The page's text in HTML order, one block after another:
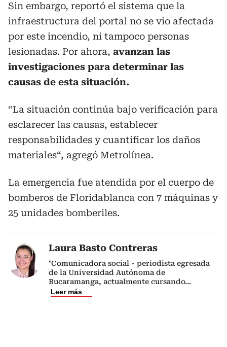
Sin embargo, reportó el sistema que la
infraestructura del portal no se vio afectada
por este incendio, ni tampoco personas
lesionadas. Por ahora, avanzan las
investigaciones para determinar las
causas de esta situación.
“La situación continúa bajo verificación para
esclarecer las causas, establecer
responsabilidades y cuantificar los daños
materiales“, agregó Metrolínea.
La emergencia fue atendida por el cuerpo de
bomberos de Floridablanca con 7 máquinas y
25 unidades bomberiles.
Laura Basto Contreras
"Comunicadora social - periodista egresada
de la Universidad Autónoma de
Bucaramanga, actualmente cursando...
Leer más